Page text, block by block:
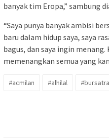
banyak tim Eropa,” sambung
“Saya punya banyak ambisi
baru dalam hidup saya, saya
bagus, dan saya ingin menang.
memenangkan semua yang
#acmilan #alhilal